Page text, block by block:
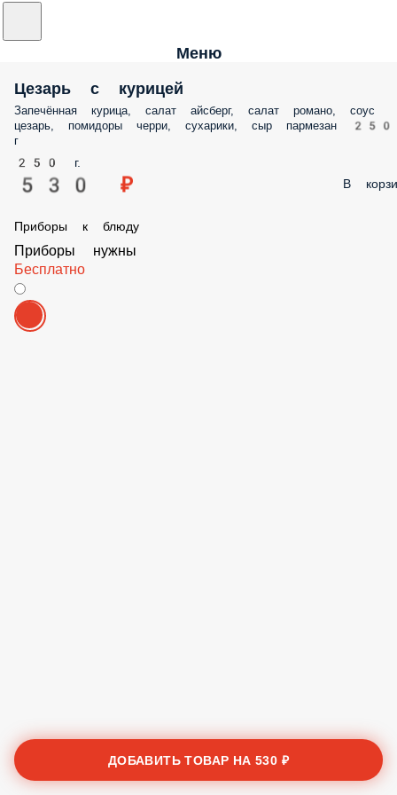
Меню
Цезарь с курицей
Запечённая курица, салат айсберг, салат романо, соус
цезарь, помидоры черри, сухарики, сыр пармезан 250
г
250 г.
530 ₽ В
Приборы к блюду
Приборы нужны
Бесплатно
ДОБАВИТЬ ТОВАР НА530 ₽